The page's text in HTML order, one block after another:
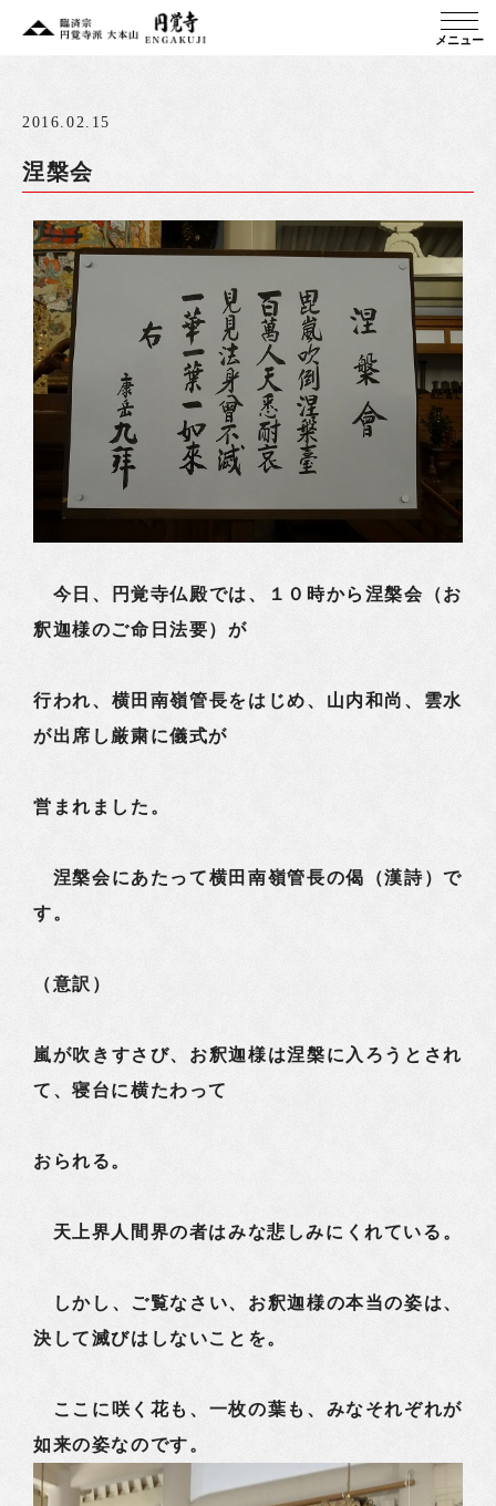
メニュー
2016.02.15
涅槃会
今日、円覚寺仏殿では、１０時から涅槃会（お
釈迦様のご命日法要）が
行われ、横田南嶺管長をはじめ、山内和尚、雲水
が出席し厳粛に儀式が
営まれました。
涅槃会にあたって横田南嶺管長の偈（漢詩）で
す。
（意訳）
嵐が吹きすさび、お釈迦様は涅槃に入ろうとされ
て、寝台に横たわって
おられる。
天上界人間界の者はみな悲しみにくれている。
しかし、ご覧なさい、お釈迦様の本当の姿は、
決して滅びはしないことを。
ここに咲く花も、一枚の葉も、みなそれぞれが
如来の姿なのです。